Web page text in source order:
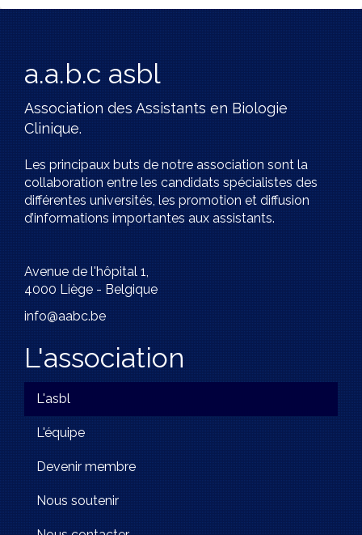
a.a.b.c asbl
Association des Assistants en Biologie
Clinique.
Les principaux buts de notre association sont la
collaboration entre les candidats spécialistes des
différentes universités, les promotion et diffusion
d’informations importantes aux assistants.
Avenue de l'hôpital 1,
4000 Liège - Belgique
info@aabc.be
L'association
L'asbl
L'équipe
Devenir membre
Nous soutenir